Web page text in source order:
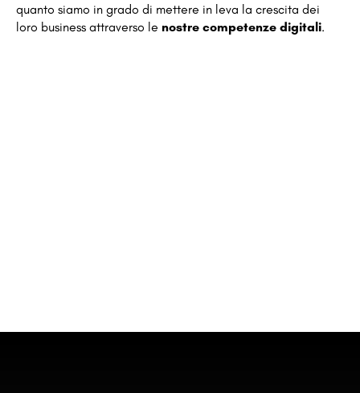
quanto siamo in grado di mettere in leva la crescita dei
loro business attraverso le nostre competenze digitali.